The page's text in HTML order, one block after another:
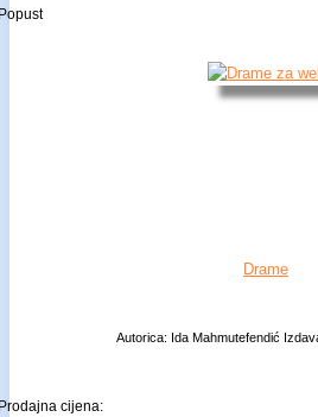
Drame
Autorica: Ida Mahmutefendić
cijena: